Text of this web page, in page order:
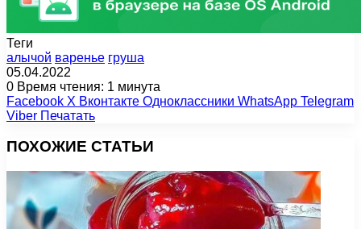
Теги
алычой варенье груша
05.04.2022
0 Время чтения: 1 минута
Facebook X Вконтакте Одноклассники WhatsApp Telegram
Viber Печатать
ПОХОЖИЕ СТАТЬИ